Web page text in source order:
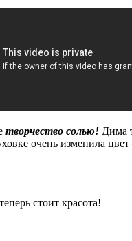
творчество солью! Дима
очень изменила
стоит красота!